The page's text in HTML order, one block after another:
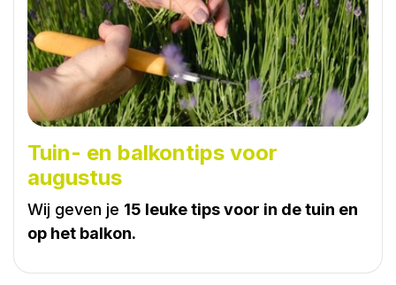
Tuin- en balkontips voor
augustus
Wij geven je 15 leuke tips voor in de tuin en
op het balkon.